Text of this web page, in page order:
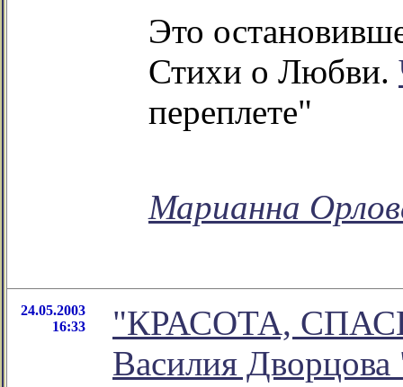
Это
Стихи о Любви.
переплете"
Марианна
24.05.2003
16:33
"КРАСОТА,
Василия